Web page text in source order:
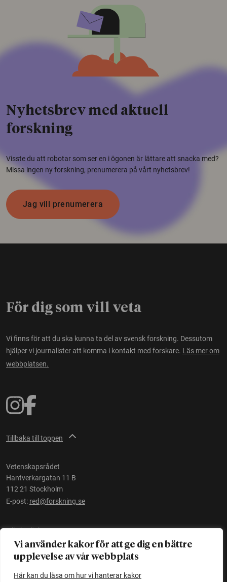
Vi använder kakor för att ge dig en bättre
upplevelse av vår webbplats
Här kan du läsa om hur vi hanterar kakor
Nyhetsbrev med aktuell
forskning
Visste du att robotar som ser en i ögonen är lättare att snacka med?
Missa ingen ny forskning, prenumerera på vårt nyhetsbrev!
Jag vill prenumerera
För dig som vill veta
Vi finns för att du ska kunna ta del av svensk forskning. Dessutom
hjälper vi journalister att komma i kontakt med forskare. Läs mer om
webbplatsen.
Tillbaka till toppen
Vetenskapsrådet
Hantverkargatan 11 B
112 21 Stockholm
E-post: red@forskning.se
Tillgänglighet
Ett initiativ avVetenskapsrådet